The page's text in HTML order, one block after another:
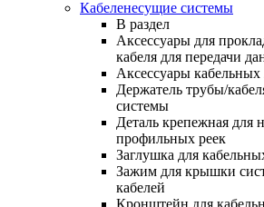
Кабеленесущие системы
В раздел
Аксессуары для
кабеля для передачи
Аксессуары
Держатель трубы/
системы
Деталь крепежная для
профильных реек
Заглушка для
Зажим для крышки
кабелей
Кронштейн для